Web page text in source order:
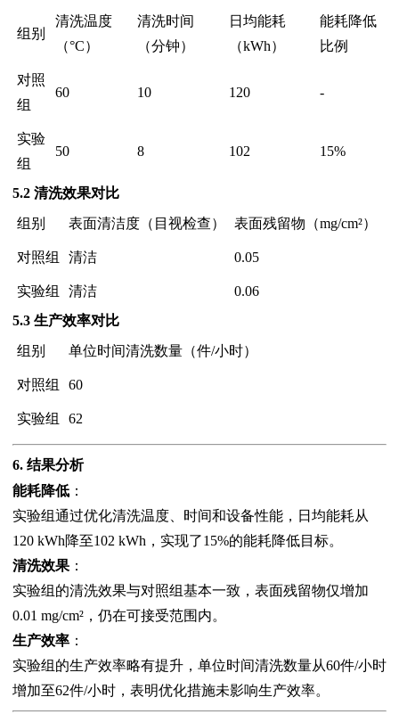
组别
清洗温度
（°C）
清洗时间
（分钟）
日均能耗
（kWh）
能耗降低
比例
对照
组
60 10 120 -
实验
组
50 8 102 15%
5.2 清洗效果对比
组别
表面清洁度（目视检查） 表面残留物（mg/cm²）
对照组 清洁 0.05
实验组 清洁
0.06
5.3 生产效率对比
组别
单位时间清洗数量（件/小时）
对照组 60
实验组 62
6. 结果分析
能耗降低 ：
实验组通过优化清洗温度、时间和设备性能，日均能耗从
120 kWh降至102 kWh，实现了15%的能耗降低目标。
清洗效果 ：
实验组的清洗效果与对照组基本一致，表面残留物仅增加
0.01 mg/cm²，仍在可接受范围内。
生产效率 ：
实验组的生产效率略有提升，单位时间清洗数量从60件/小时
增加至62件/小时，表明优化措施未影响生产效率。